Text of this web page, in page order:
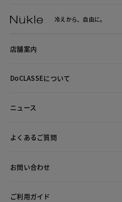
冷えから、 自由に。
店舗案内
DoCLASSEについて
ニュース
よくあるご質問
お問い合わせ
ご利用ガイド